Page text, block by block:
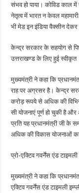
संभव हो पाया। कोविड काल
नेतृत्व में भारत न केवल
भी मेड इन इंडिया वैक्सीन देकर
केन्द्र सरकार के सहयोग से
उत्तराखण्ड के लिए हुई स्वीकृत
मुख्यमंत्री ने कहा कि
राह पर अग्रसर है। केन्द्र
करोड़ रूपये से अधिक की
सी योजनाएं पूर्ण हो चुकी है
प्रति यह प्रधानमंत्री जी के
अधिक की विकास योजनाओं का
प्रो-एक्टिव गवर्नेंस एंड
मुख्यमंत्री ने कहा कि
एक्टिव गवर्नेंस एंड टाइमली